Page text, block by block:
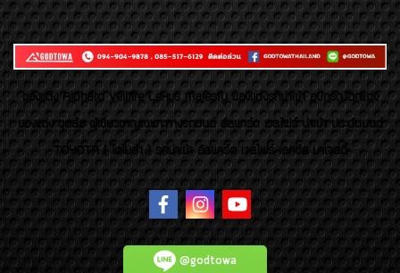
ของเเต่ง Alphard Vellfire Lexus Majesty ของเเต่งรถนำเข้า อุปกรณ์ตกแต่ง
ของแต่ง ชุดล้อ ผู้เชี่ยวชาญเฉพาะทางรถยนต์ อัลพาร์ด เวลไฟร์ นำเข้า ประดับยนต์
TOYOTA ( โตโยต้า ) รถนำเข้า อัลพาร์ด เวลไฟร์ เลกซัส มาเจสตี้
@godtowa